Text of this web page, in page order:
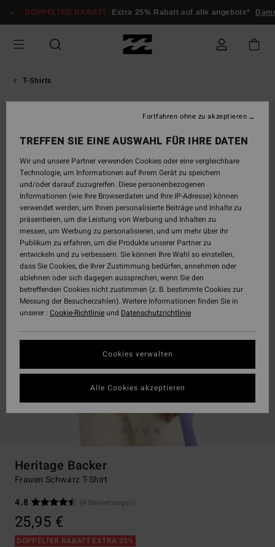
zur
springen
DOPPELTER RABATT Extra 25% Rabatt auf alle angebote*
T-Shirts
Heritage Backer
Frauen Schwarz T-Shirt
4.8
(4 Bewertungen)
25,95 €
DOPPELTER RABATT EXTRA 25%
TREFFEN SIE EINE AUSWAHL FÜR IHRE DATEN
Wir und unsere Partner verwenden Cookies oder eine vergleichbare
Technologie, um Informationen auf Ihrem Gerät zu speichern
und/oder darauf zuzugreifen. Diese personenbezogenen
Informationen (wie Ihre Browserdaten und Ihre IP-Adresse) können
verwendet werden, um Ihnen personalisierte Beiträge und Inhalte zu
präsentieren, um die Leistung von Werbung und Inhalten zu
messen, um Werbung zu personalisieren, und um mehr über ihr
Publikum zu erfahren, um die Produkte unserer Partner zu
entwickeln und zu verbessern. Sie können Ihre Wahl so einstellen,
dass Sie Cookies, die Ihrer Zustimmung bedürfen, annehmen oder
ablehnen oder sich dagegen aussprechen, wenn Sie den
betreffenden Cookies nicht zustimmen (z. B. bestimmte Cookies zur
Messung der Besucherzahlen). Weitere Informationen finden Sie in
unserer : Cookie-Richtlinieund Datenschutzrichtlinie
Cookies verwalten
Fortfahren ohne zu akzeptieren
Alle Cookies akzeptieren